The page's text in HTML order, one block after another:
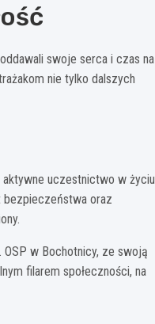
swoje serca i czas na
nie tylko dalszych
aktywne uczestnictwo w życiu
bezpieczeństwa oraz
w Bochotnicy, ze swoją
filarem społeczności, na